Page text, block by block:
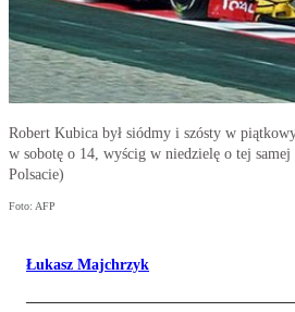
Robert Kubica był siódmy i szósty w
w sobotę o 14, wyścig w niedzielę o tej
Polsacie)
Foto: AFP
Łukasz Majchrzyk